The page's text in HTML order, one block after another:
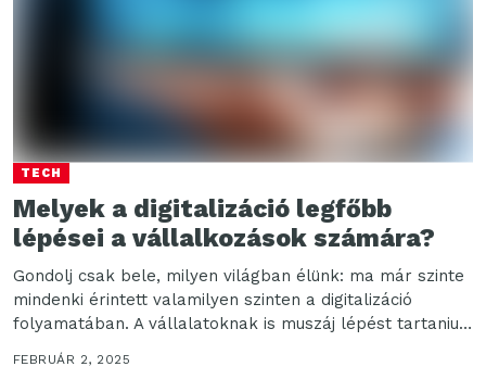
TECH
Melyek a digitalizáció legfőbb
lépései a vállalkozások számára?
Gondolj csak bele, milyen világban élünk: ma már szinte
mindenki érintett valamilyen szinten a digitalizáció
folyamatában. A vállalatoknak is muszáj lépést tartaniuk
FEBRUÁR 2, 2025